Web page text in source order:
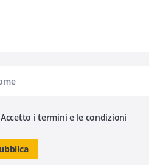
Accetto i termini e le condizioni